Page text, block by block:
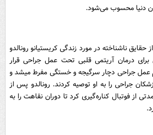
دنیا محسوب می‌شود.
ناشناخته در مورد زندگی کریستیانو رونالدو
سالگی برای درمان آریتمی قلبی تحت عمل جراحی قرار
عمل جراحی دچار سرگیجه و خستگی مفرط میشد و
جراحی را به او توصیه کردند. رونالدو پس از
از فوتبال کناره‌گیری کرد تا دوران نقاهت را به